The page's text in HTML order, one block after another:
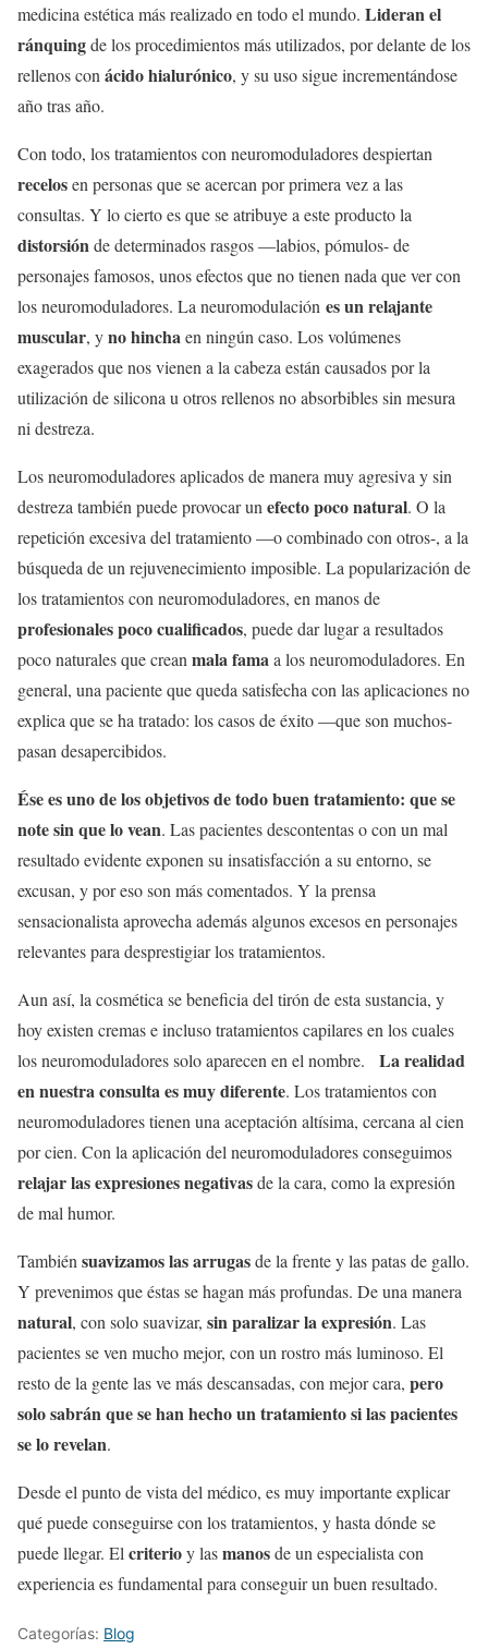
medicina estética más realizado en todo el mundo. Lideran el
ránquingde los procedimientos más utilizados, por delante de los
rellenos con ácido hialurónico, y su uso sigue incrementándose
año tras año.
Con todo, los tratamientos con neuromoduladores despiertan
recelosen personas que se acercan por primera vez a las
consultas. Y lo cierto es que se atribuye a este producto la
distorsiónde determinados rasgos —labios, pómulos- de
personajes famosos, unos efectos que no tienen nada que ver con
los neuromoduladores. La neuromodulación es un relajante
muscular, yno hinchaen ningún caso. Los volúmenes
exagerados que nos vienen a la cabeza están causados por la
utilización de silicona u otros rellenos no absorbibles sin mesura
ni destreza.
Los neuromoduladores aplicados de manera muy agresiva y sin
destreza también puede provocar un efecto poco natural. O la
repetición excesiva del tratamiento —o combinado con otros-, a la
búsqueda de un rejuvenecimiento imposible. La popularización de
los tratamientos con neuromoduladores, en manos de
profesionales poco cualificados, puede dar lugar a resultados
poco naturales que crean mala famaa los neuromoduladores. En
general, una paciente que queda satisfecha con las aplicaciones no
explica que se ha tratado: los casos de éxito —que son muchos-
pasan desapercibidos.
Ése es uno de los objetivos de todo buen tratamiento: que se
note sin que lo vean. Las pacientes descontentas o con un mal
resultado evidente exponen su insatisfacción a su entorno, se
excusan, y por eso son más comentados. Y la prensa
sensacionalista aprovecha además algunos excesos en personajes
relevantes para desprestigiar los tratamientos.
Aun así, la cosmética se beneficia del tirón de esta sustancia, y
hoy existen cremas e incluso tratamientos capilares en los cuales
los neuromoduladores solo aparecen en el nombre. La realidad
en nuestra consulta es muy diferente. Los tratamientos con
neuromoduladores tienen una aceptación altísima, cercana al cien
por cien. Con la aplicación del neuromoduladores conseguimos
relajar las expresiones negativasde la cara, como la expresión
de mal humor.
También suavizamos las arrugasde la frente y las patas de gallo.
Y prevenimos que éstas se hagan más profundas. De una manera
natural, con solo suavizar, sin paralizar la expresión. Las
pacientes se ven mucho mejor, con un rostro más luminoso. El
resto de la gente las ve más descansadas, con mejor cara, pero
solo sabrán que se han hecho un tratamiento si las pacientes
se lo revelan.
Desde el punto de vista del médico, es muy importante explicar
qué puede conseguirse con los tratamientos, y hasta dónde se
puede llegar. El criterioy lasmanosde un especialista con
experiencia es fundamental para conseguir un buen resultado.
Categorías: Blog